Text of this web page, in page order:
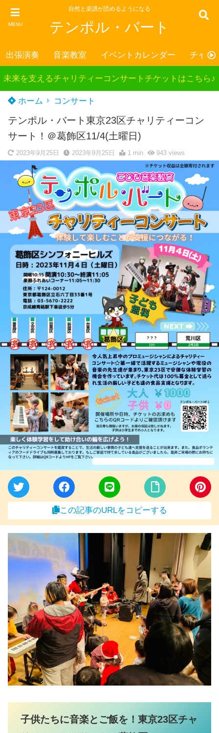
MENU
自然と楽譜が読めるようになる
テンポル・バート
出張演奏 音楽教室 イベントカレンダー チャリ
未来を支えるチャリティーコンサートチケットはこちら♪
ホーム コンサート
テンポル・バート東京23区チャリティーコン
サート！＠葛飾区11/4(土曜日)
2023年9月25日 2023年9月25日 1 min 943views
この記事のURLをコピーする
子供たちに音楽とご飯を！東京23区チャ